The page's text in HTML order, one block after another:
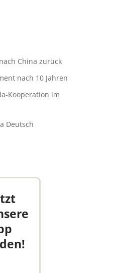
China zurück
nach 10 Jahren
Kooperation im
Deutsch